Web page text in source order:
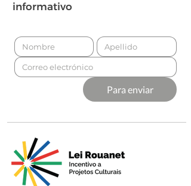
informativo
Para enviar